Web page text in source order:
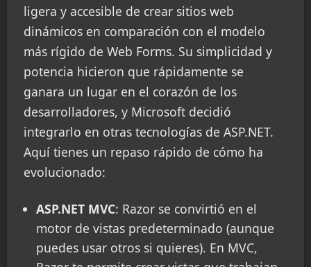
ligera y accesible de crear sitios web
dinámicos en comparación con el modelo
más rígido de Web Forms. Su simplicidad y
potencia hicieron que rápidamente se
ganara un lugar en el corazón de los
desarrolladores, y Microsoft decidió
integrarlo en otras tecnologías de ASP.NET.
Aquí tienes un repaso rápido de cómo ha
evolucionado:
ASP.NET MVC: Razor se convirtió en el
motor de vistas predeterminado (aunque
puedes usar otros si quieres). En MVC,